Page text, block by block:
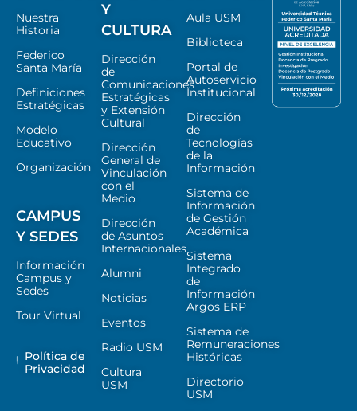
Nuestra
Historia
Federico
Santa María
Definiciones
Estratégicas
Modelo
Educativo
Organización
CAMPUS
Y SEDES
Información
Campus y
Sedes
Tour Virtual
Política de
Privacidad
Y
CULTURA
Dirección
de
Comunicaciones
Estratégicas
y Extensión
Cultural
Dirección
General de
Vinculación
con el
Medio
Dirección
de Asuntos
Internacionales
Alumni
Noticias
Eventos
Radio USM
Cultura
USM
Aula USM
Biblioteca
Portal de
Autoservicio
Institucional
Dirección
de
Tecnologías
de la
Información
Sistema de
Información
de Gestión
Académica
Sistema
Integrado
de
Información
Argos ERP
Sistema de
Remuneraciones
Históricas
Directorio
USM